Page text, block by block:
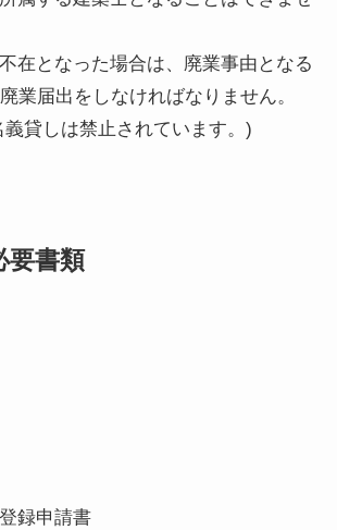
在となった場合は、廃業事由となる
業届出をしなければなりません。
貸しは禁止されています。)
要書類
録申請書